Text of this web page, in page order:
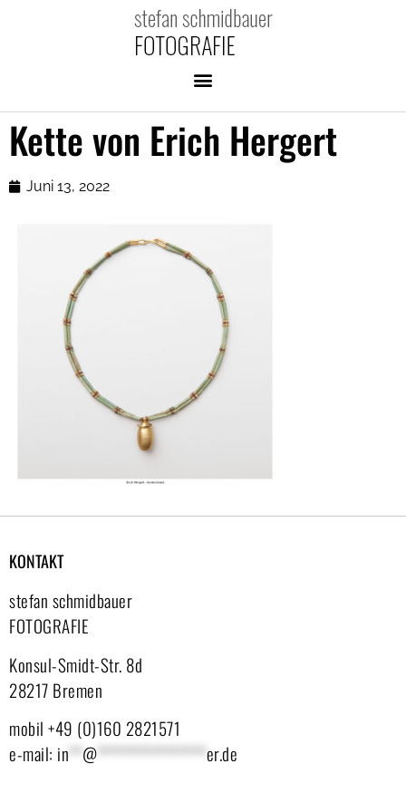
Kette von Erich Hergert
Juni 13, 2022
KONTAKT
stefan schmidbauer
FOTOGRAFIE
Konsul-Smidt-Str. 8d
28217 Bremen
mobil +49 (0)160 2821571
e-mail: in**@****************er.de